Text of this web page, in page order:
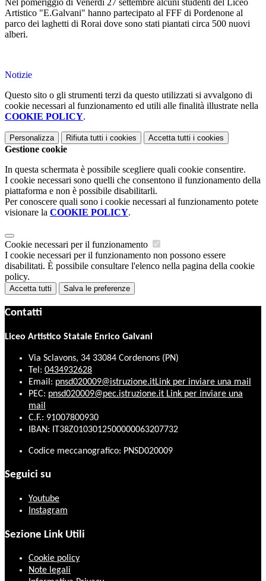
Nel pomeriggio di Venerdì 27 settembre alcuni studenti del Liceo
Artistico "E.Galvani" hanno partecipato al FFF di Pordenone al
parco dei laghetti di Rorai dove sono stati piantati circa 500 nuovi
alberi.
Notizie
Questo sito o gli strumenti terzi da questo utilizzati si avvalgono di
cookie necessari al funzionamento ed utili alle finalità illustrate nella
COOKIE POLICY.
Personalizza Rifiuta tutti i cookies Accetta tutti i cookies
Gestione cookie
In questa schermata è possibile scegliere quali cookie consentire.
I cookie necessari sono quelli che consentono il funzionamento della
piattaforma e non è possibile disabilitarli.
Per conoscere quali sono i cookie necessari al funzionamento potete
visionare la COOKIE POLICY.
Cookie necessari per il funzionamento
I cookie necessari per il funzionamento non possono essere
disabilitati. È possibile consultare l'elenco nella pagina della cookie
policy.
Accetta tutti Salva le preferenze
Contatti
Liceo Artistico Statale Enrico Galvani
Via Sclavons, 34 33084 Cordenons (PN)
Tel: 0434932628
Email: pnsd020009@istruzione.itLink per inviare una mail
PEC: pnsd020009@pec.istruzione.it Link per inviare una
mail
C.F.: 91007800930
IBAN: IT38Z0103012500000063207732
Codice meccanografico: PNSD020009
Seguici su
Youtube
Instagram
Sezione Link Utili
Cookie policy
Note legali